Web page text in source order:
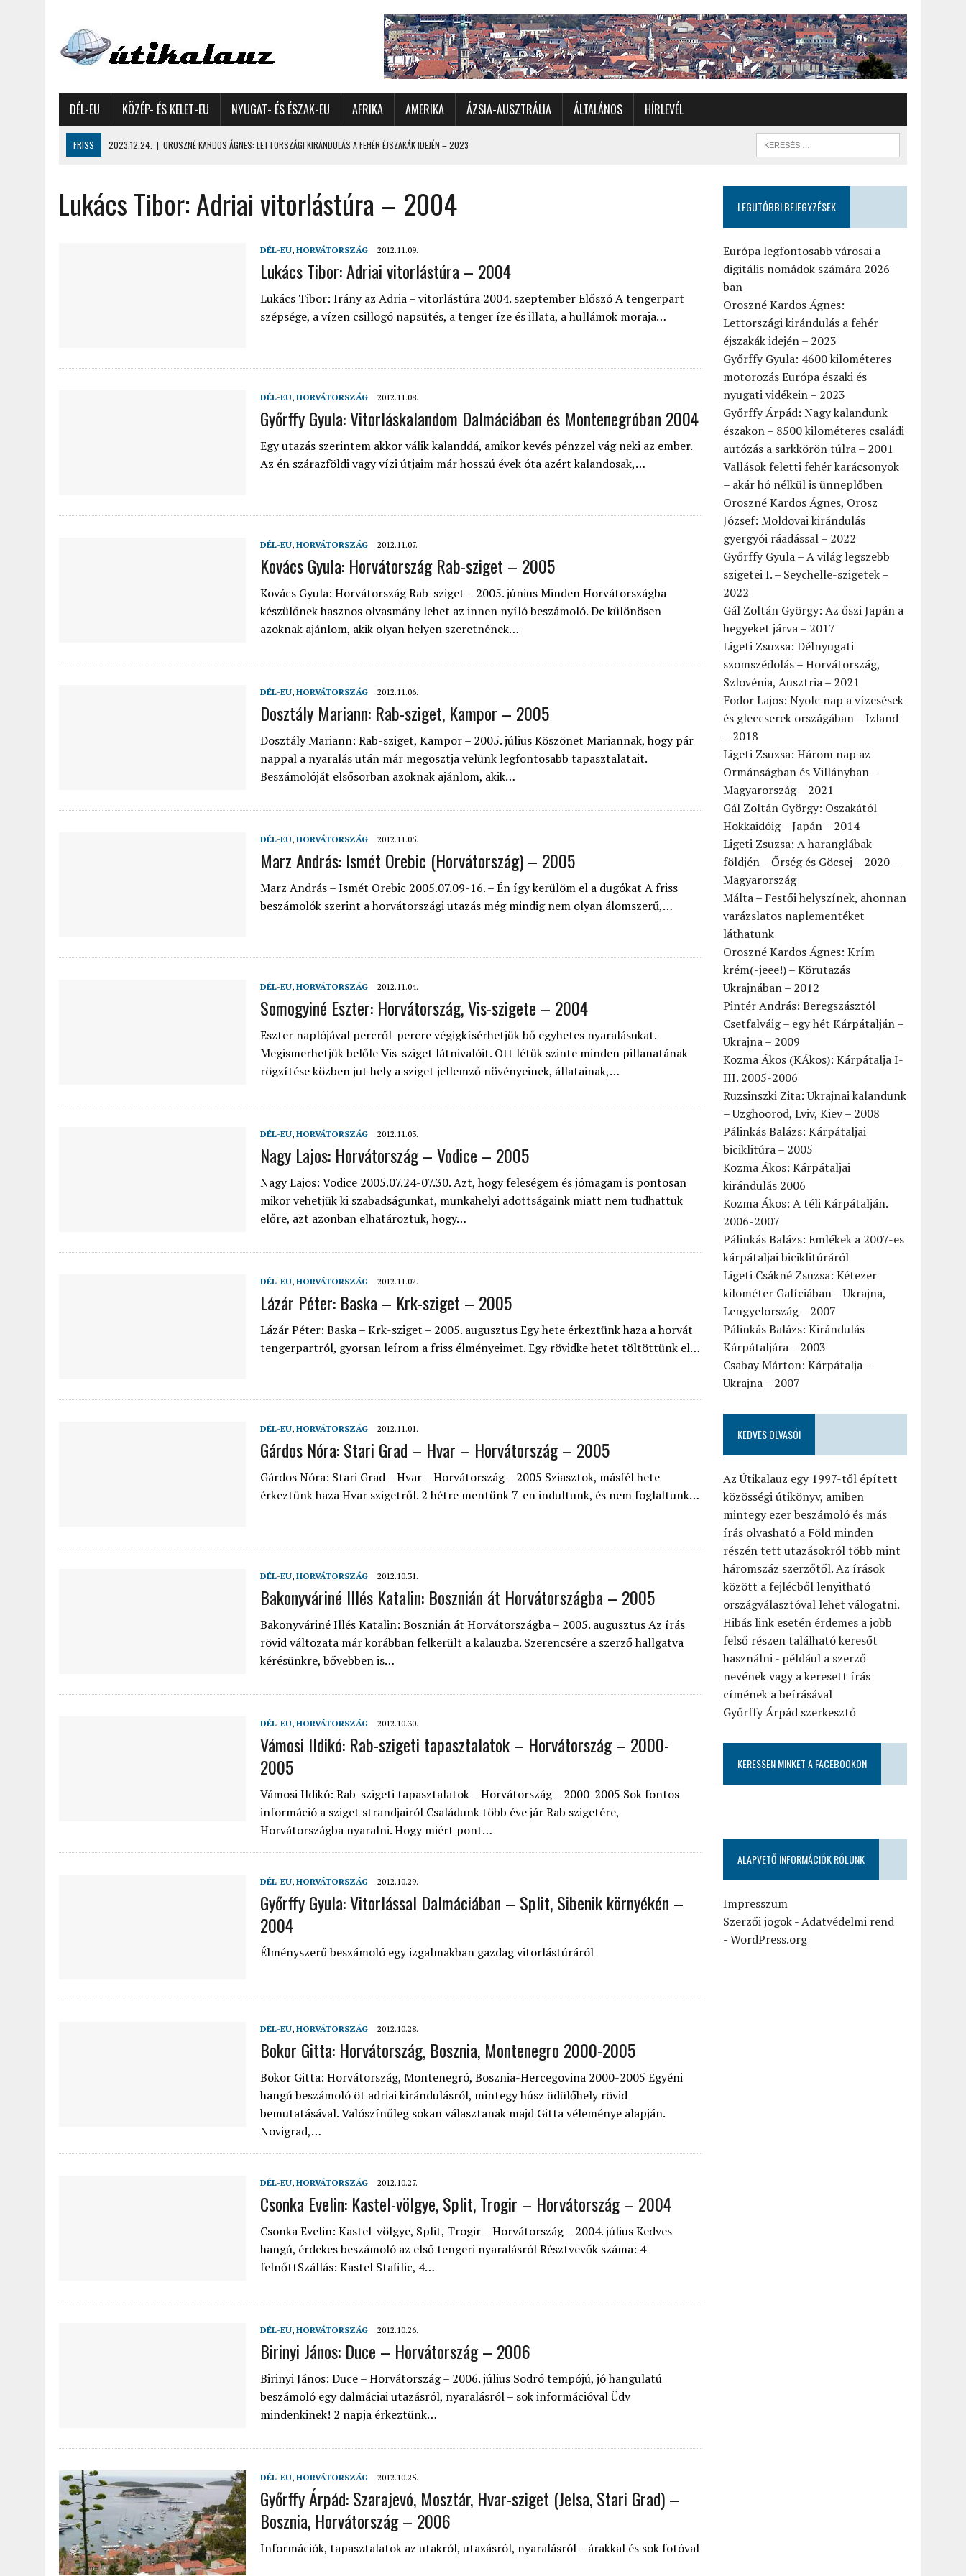
DÉL-EU KÖZÉP- ÉS KELET-EU NYUGAT- ÉS ÉSZAK-EU AFRIKA AMERIKA ÁZSIA-AUSZTRÁLIA ÁLTALÁNOS HÍRLEVÉL
FRISS 2023.12.24. | OROSZNÉ KARDOS ÁGNES: LETTORSZÁGI KIRÁNDULÁS A FEHÉR ÉJSZAKÁK IDEJÉN – 2023
2023.11.17.
GYŐRFFY ÁRPÁD: NAGY KALANDUNK ÉSZAKON – 8500 KILOMÉTERES CSALÁDI AUTÓZÁS A SARKKÖRÖN TÚLRA – 2001
2022.12.21. |
VALLÁSOK FELETTI FEHÉR KARÁCSONYOK – AKÁR HÓ NÉLKÜL IS ÜNNEPLŐBEN
GYŐRFFY GYULA – A VILÁG LEGSZEBB SZIGETEI I. – SEYCHELLE-SZIGETEK – 2022
LIGETI ZSUZSA: DÉLNYUGATI SZOMSZÉDOLÁS – HORVÁTORSZÁG, SZLOVÉNIA, AUSZTRIA – 2021
Lukács Tibor: Adriai vitorlástúra – 2004
DÉL-EU, HORVÁTORSZÁG 2012.11.09.
Lukács Tibor: Adriai vitorlástúra – 2004
Lukács Tibor: Irány az Adria – vitorlástúra 2004. szeptember Előszó A tengerpart
szépsége, a vízen csillogó napsütés, a tenger íze és illata, a hullámok moraja…
DÉL-EU, HORVÁTORSZÁG 2012.11.08.
Győrffy Gyula: Vitorláskalandom Dalmáciában és Montenegróban 2004
Egy utazás szerintem akkor válik kalanddá, amikor kevés pénzzel vág neki az ember.
Az én szárazföldi vagy vízi útjaim már hosszú évek óta azért kalandosak,…
DÉL-EU, HORVÁTORSZÁG 2012.11.07.
Kovács Gyula: Horvátország Rab-sziget – 2005
Kovács Gyula: Horvátország Rab-sziget – 2005. június Minden Horvátországba
készülőnek hasznos olvasmány lehet az innen nyíló beszámoló. De különösen
azoknak ajánlom, akik olyan helyen szeretnének…
DÉL-EU, HORVÁTORSZÁG 2012.11.06.
Dosztály Mariann: Rab-sziget, Kampor – 2005
Dosztály Mariann: Rab-sziget, Kampor – 2005. július Köszönet Mariannak, hogy pár
nappal a nyaralás után már megosztja velünk legfontosabb tapasztalatait.
Beszámolóját elsősorban azoknak ajánlom, akik…
DÉL-EU, HORVÁTORSZÁG 2012.11.05.
Marz András: Ismét Orebic (Horvátország) – 2005
Marz András – Ismét Orebic 2005.07.09-16. – Én így kerülöm el a dugókat A friss
beszámolók szerint a horvátországi utazás még mindig nem olyan álomszerű,…
DÉL-EU, HORVÁTORSZÁG 2012.11.04.
Somogyiné Eszter: Horvátország, Vis-szigete – 2004
Eszter naplójával percről-percre végigkísérhetjük bő egyhetes nyaralásukat.
Megismerhetjük belőle Vis-sziget látnivalóit. Ott létük szinte minden pillanatának
rögzítése közben jut hely a sziget jellemző növényeinek, állatainak,…
DÉL-EU, HORVÁTORSZÁG 2012.11.03.
Nagy Lajos: Horvátország – Vodice – 2005
Nagy Lajos: Vodice 2005.07.24-07.30. Azt, hogy feleségem és jómagam is pontosan
mikor vehetjük ki szabadságunkat, munkahelyi adottságaink miatt nem tudhattuk
előre, azt azonban elhatároztuk, hogy…
DÉL-EU, HORVÁTORSZÁG 2012.11.02.
Lázár Péter: Baska – Krk-sziget – 2005
Lázár Péter: Baska – Krk-sziget – 2005. augusztus Egy hete érkeztünk haza a horvát
tengerpartról, gyorsan leírom a friss élményeimet. Egy rövidke hetet töltöttünk el…
DÉL-EU, HORVÁTORSZÁG 2012.11.01.
Gárdos Nóra: Stari Grad – Hvar – Horvátország – 2005
Gárdos Nóra: Stari Grad – Hvar – Horvátország – 2005 Sziasztok, másfél hete
érkeztünk haza Hvar szigetről. 2 hétre mentünk 7-en indultunk, és nem foglaltunk…
DÉL-EU, HORVÁTORSZÁG 2012.10.31.
Bakonyváriné Illés Katalin: Bosznián át Horvátországba – 2005
Bakonyváriné Illés Katalin: Bosznián át Horvátországba – 2005. augusztus Az írás
rövid változata már korábban felkerült a kalauzba. Szerencsére a szerző hallgatva
kérésünkre, bővebben is…
DÉL-EU, HORVÁTORSZÁG 2012.10.30.
Vámosi Ildikó: Rab-szigeti tapasztalatok – Horvátország – 2000-
2005
Vámosi Ildikó: Rab-szigeti tapasztalatok – Horvátország – 2000-2005 Sok fontos
információ a sziget strandjairól Családunk több éve jár Rab szigetére,
Horvátországba nyaralni. Hogy miért pont…
DÉL-EU, HORVÁTORSZÁG 2012.10.29.
Győrffy Gyula: Vitorlással Dalmáciában – Split, Sibenik környékén –
2004
Élményszerű beszámoló egy izgalmakban gazdag vitorlástúráról
DÉL-EU, HORVÁTORSZÁG 2012.10.28.
Bokor Gitta: Horvátország, Bosznia, Montenegro 2000-2005
Bokor Gitta: Horvátország, Montenegró, Bosznia-Hercegovina 2000-2005 Egyéni
hangú beszámoló öt adriai kirándulásról, mintegy húsz üdülőhely rövid
bemutatásával. Valószínűleg sokan választanak majd Gitta véleménye alapján.
Novigrad,…
DÉL-EU, HORVÁTORSZÁG 2012.10.27.
Csonka Evelin: Kastel-völgye, Split, Trogir – Horvátország – 2004
Csonka Evelin: Kastel-völgye, Split, Trogir – Horvátország – 2004. július Kedves
hangú, érdekes beszámoló az első tengeri nyaralásról Résztvevők száma: 4
felnőttSzállás: Kastel Stafilic, 4…
DÉL-EU, HORVÁTORSZÁG 2012.10.26.
Birinyi János: Duce – Horvátország – 2006
Birinyi János: Duce – Horvátország – 2006. július Sodró tempójú, jó hangulatú
beszámoló egy dalmáciai utazásról, nyaralásról – sok információval Üdv
mindenkinek! 2 napja érkeztünk…
DÉL-EU, HORVÁTORSZÁG 2012.10.25.
Győrffy Árpád: Szarajevó, Mosztár, Hvar-sziget (Jelsa, Stari Grad) –
Bosznia, Horvátország – 2006
Információk, tapasztalatok az utakról, utazásról, nyaralásról – árakkal és sok fotóval
LEGUTÓBBI BEJEGYZÉSEK
Európa legfontosabb városai a
digitális nomádok számára 2026-
ban
Oroszné Kardos Ágnes:
Lettországi kirándulás a fehér
éjszakák idején – 2023
Győrffy Gyula: 4600 kilométeres
motorozás Európa északi és
nyugati vidékein – 2023
Győrffy Árpád: Nagy kalandunk
északon – 8500 kilométeres családi
autózás a sarkkörön túlra – 2001
Vallások feletti fehér karácsonyok
– akár hó nélkül is ünneplőben
Oroszné Kardos Ágnes, Orosz
József: Moldovai kirándulás
gyergyói ráadással – 2022
Győrffy Gyula – A világ legszebb
szigetei I. – Seychelle-szigetek –
2022
Gál Zoltán György: Az őszi Japán a
hegyeket járva – 2017
Ligeti Zsuzsa: Délnyugati
szomszédolás – Horvátország,
Szlovénia, Ausztria – 2021
Fodor Lajos: Nyolc nap a vízesések
és gleccserek országában – Izland
– 2018
Ligeti Zsuzsa: Három nap az
Ormánságban és Villányban –
Magyarország – 2021
Gál Zoltán György: Oszakától
Hokkaidóig – Japán – 2014
Ligeti Zsuzsa: A haranglábak
földjén – Őrség és Göcsej – 2020 –
Magyarország
Málta – Festői helyszínek, ahonnan
varázslatos naplementéket
láthatunk
Oroszné Kardos Ágnes: Krím
krém(-jeee!) – Körutazás
Ukrajnában – 2012
Pintér András: Beregszásztól
Csetfalváig – egy hét Kárpátalján –
Ukrajna – 2009
Kozma Ákos (KÁkos): Kárpátalja I-
III. 2005-2006
Ruzsinszki Zita: Ukrajnai kalandunk
– Uzghoorod, Lviv, Kiev – 2008
Pálinkás Balázs: Kárpátaljai
biciklitúra – 2005
Kozma Ákos: Kárpátaljai
kirándulás 2006
Kozma Ákos: A téli Kárpátalján.
2006-2007
Pálinkás Balázs: Emlékek a 2007-es
kárpátaljai biciklitúráról
Ligeti Csákné Zsuzsa: Kétezer
kilométer Galíciában – Ukrajna,
Lengyelország – 2007
Pálinkás Balázs: Kirándulás
Kárpátaljára – 2003
Csabay Márton: Kárpátalja –
Ukrajna – 2007
KEDVES OLVASÓ!
Az Útikalauz egy 1997-től épített
közösségi útikönyv, amiben
mintegy ezer beszámoló és más
írás olvasható a Föld minden
részén tett utazásokról több mint
háromszáz szerzőtől. Az írások
között a fejlécből lenyitható
országválasztóval lehet válogatni.
Hibás link esetén érdemes a jobb
felső részen található keresőt
használni - például a szerző
nevének vagy a keresett írás
címének a beírásával
Győrffy Árpád szerkesztő
KERESSEN MINKET A FACEBOOKON
ALAPVETŐ INFORMÁCIÓK RÓLUNK
Impresszum
Szerzői jogok-Adatvédelmi rend
-WordPress.org